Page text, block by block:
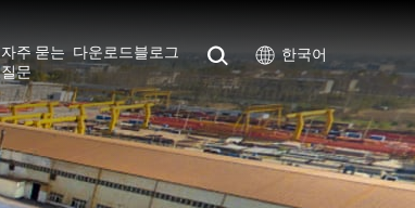
자주 묻는
질문
다운로드블로그 한국어